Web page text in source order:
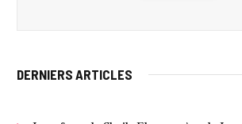
DERNIERS ARTICLES